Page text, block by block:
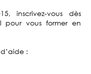
inscrivez-vous dès
pour vous former en
: